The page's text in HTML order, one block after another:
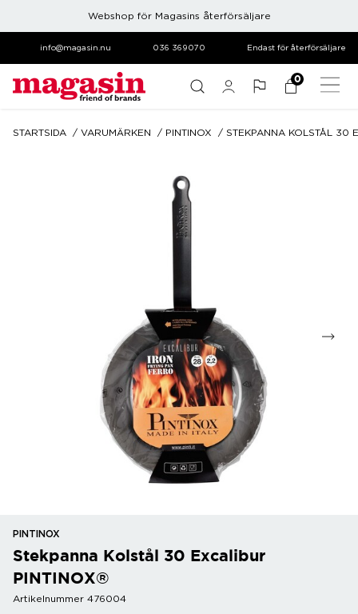
Webshop för Magasins återförsäljare
info@magasin.nu 036 369070 Endast för återförsäljare
0
STARTSIDA VARUMÄRKEN PINTINOX STEKPANNA KOLSTÅL 30
PINTINOX
Stekpanna Kolstål 30 Excalibur
PINTINOX®
Artikelnummer 476004